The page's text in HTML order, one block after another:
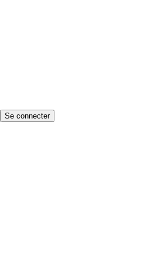
Se connecter